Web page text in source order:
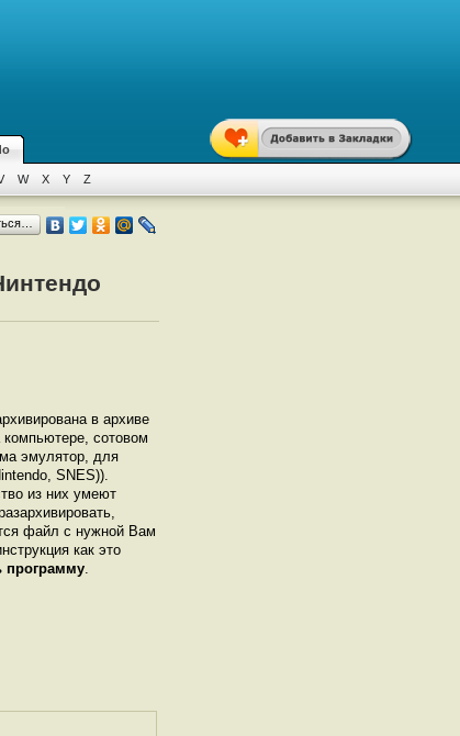
W X Y Z
в архиве
сотовом
эмулятор, для
SNES)).
из них умеют
файл с нужной Вам
как это
программу.